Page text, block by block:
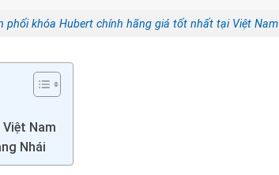
phối khóa Hubert chính hãng giá tốt nhất tại Việt Nam
Việt Nam
Nhái